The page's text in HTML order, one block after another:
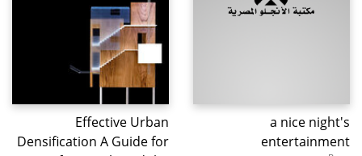
a nice night's
entertainment
Effective Urban
Densification A Guide for